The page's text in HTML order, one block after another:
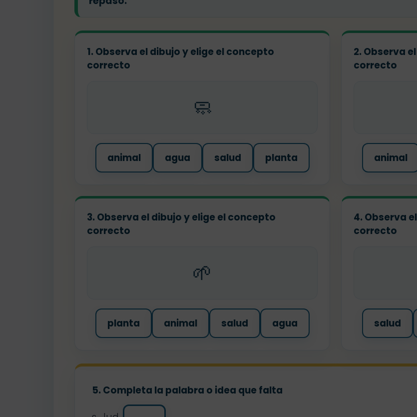
1. Observa el dibujo y elige el concepto
correcto
🧼
animal agua salud planta
2. Observa
correcto
animal
3. Observa el dibujo y elige el concepto
correcto
🌱
planta animal salud agua
4. Observa
correcto
salud
5. Completa la palabra o idea que falta